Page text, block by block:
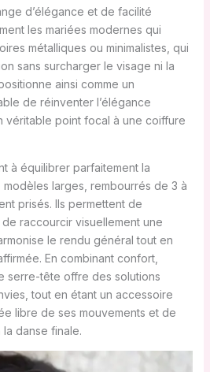
d’élégance et de facilité
les mariées modernes qui
métalliques ou minimalistes, qui
sans surcharger le visage ni la
ainsi comme un
de réinventer l’élégance
véritable point focal à une coiffure
à équilibrer parfaitement la
larges, rembourrés de 3 à
prisés. Ils permettent de
raccourcir visuellement une
le rendu général tout en
En combinant confort,
serre-tête offre des solutions
tout en étant un accessoire
libre de ses mouvements et de
danse finale.